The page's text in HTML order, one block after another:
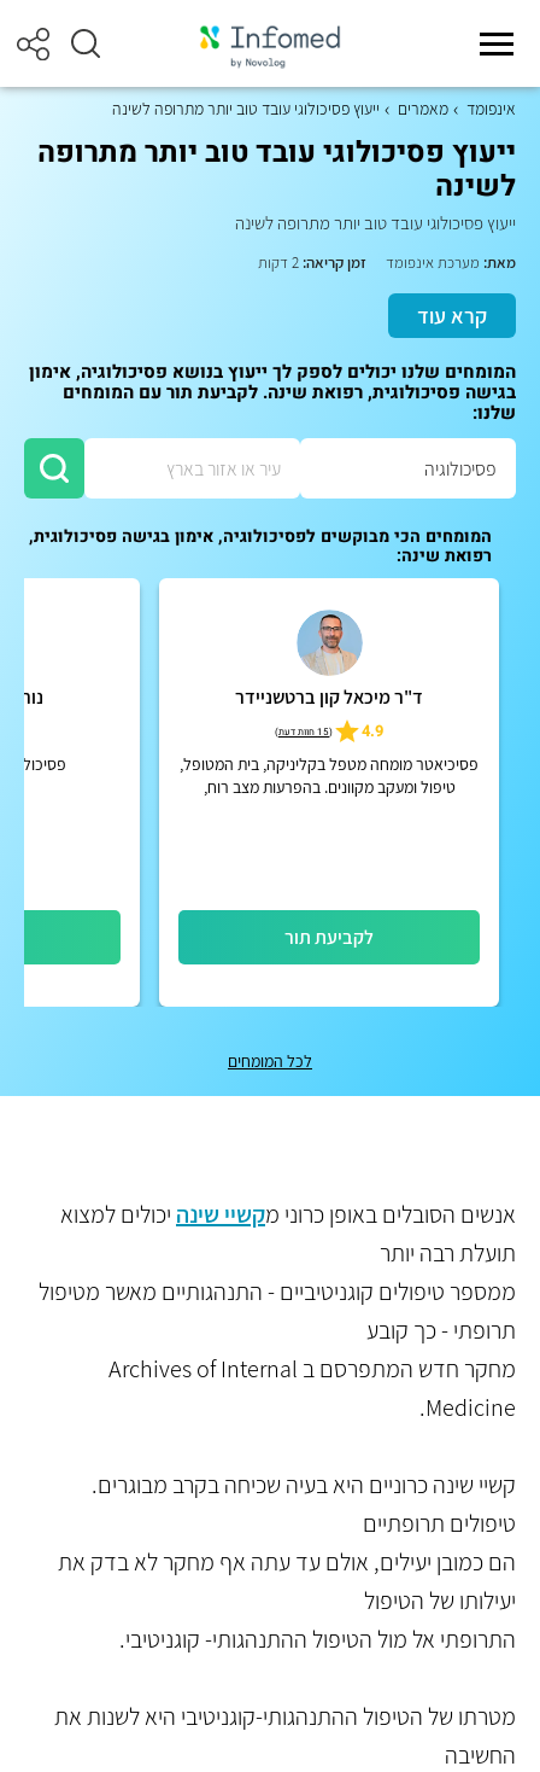
אינפומד מאמרים ייעוץ פסיכולוגי עובד טוב יותר מתרופה לשינה
ייעוץ פסיכולוגי עובד טוב יותר מתרופה
לשינה
ייעוץ פסיכולוגי עובד טוב יותר מתרופה לשינה
מאת: מערכת אינפומד זמן קריאה:
קרא עוד
המומחים שלנו יכולים לספק לך ייעוץ בנושא פסיכולוגיה, אימון
בגישה פסיכולוגית, רפואת שינה. לקביעת תור עם המומחים
שלנו:
המומחים הכי מבוקשים לפסיכולוגיה, אימון בגישה פסיכולוגית,
רפואת שינה:
ד"ר מיכאל קון ברטשניידר
4.9
(15 חוות דעת )
פסיכיאטר מומחה מטפל בקליניקה, בית המטופל,
טיפול ומעקב מקוונים. בהפרעות מצב רוח,
לקביעת תור
לכל המומחים
אנשים הסובלים באופן כרוני מקשיי שינה יכולים למצוא
תועלת רבה יותר
ממספר טיפולים קוגניטיביים - התנהגותיים מאשר מטיפול
תרופתי - כך קובע
מחקר חדש המתפרסם ב Archives of Internal
Medicine.
קשיי שינה כרוניים היא בעיה שכיחה בקרב מבוגרים.
טיפולים תרופתיים
הם כמובן יעילים, אולם עד עתה אף מחקר לא בדק את
יעילותו של הטיפול
התרופתי אל מול הטיפול ההתנהגותי- קוגניטיבי.
מטרתו של הטיפול ההתנהגותי-קוגניטיבי היא לשנות את
החשיבה